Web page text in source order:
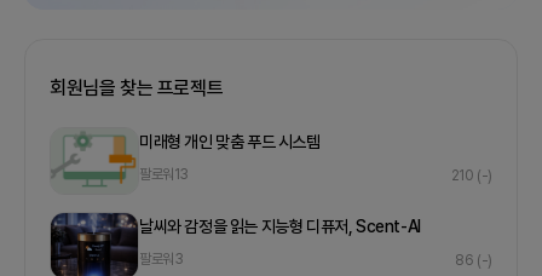
회원님을 찾는 프로젝트
미래형 개인 맞춤 푸드 시스템
팔로워 13 210 (-)
날씨와 감정을 읽는 지능형 디퓨저, Scent-AI
팔로워 3 86 (-)